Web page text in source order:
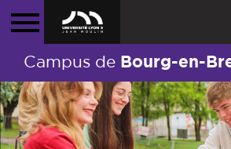
Campus de Bourg-en-